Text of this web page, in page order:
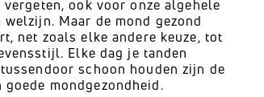
ook voor onze algehele
welzijn. Maar de mond gezond
net zoals elke andere keuze, tot
Elke dag je tanden
schoon houden zijn de
goede mondgezondheid.